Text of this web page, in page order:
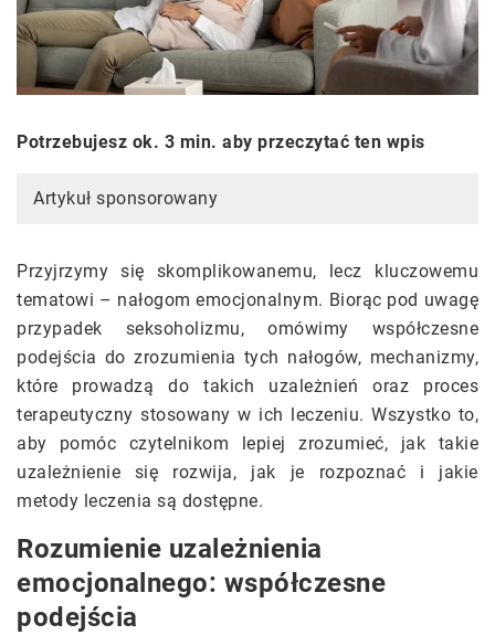
Potrzebujesz ok. 3 min. aby przeczytać ten wpis
Artykuł sponsorowany
Przyjrzymy się skomplikowanemu, lecz kluczowemu
tematowi – nałogom emocjonalnym. Biorąc pod uwagę
przypadek seksoholizmu, omówimy współczesne
podejścia do zrozumienia tych nałogów, mechanizmy,
które prowadzą do takich uzależnień oraz proces
terapeutyczny stosowany w ich leczeniu. Wszystko to,
aby pomóc czytelnikom lepiej zrozumieć, jak takie
uzależnienie się rozwija, jak je rozpoznać i jakie
metody leczenia są dostępne.
Rozumienie uzależnienia
emocjonalnego: współczesne
podejścia